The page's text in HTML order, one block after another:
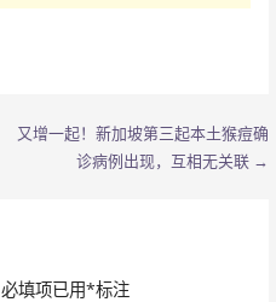
又增一起！新加坡第三起本土猴痘确
诊病例出现，互相无关联 →
必填项已用*标注